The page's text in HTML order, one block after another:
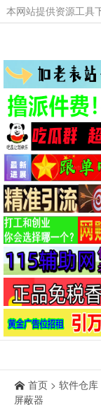
首页 > 软件仓库
屏蔽器